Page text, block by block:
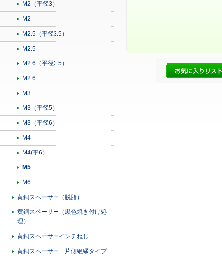
M2（平径3）
M2
M2.5（平径3.5）
M2.5
M2.6（平径3.5）
M2.6
M3
M3（平径5）
M3（平径6）
M4
M4(平6）
M5
M6
黄銅スペーサー（脱脂）
黄銅スペーサー（黒色焼き付け処
理）
黄銅スペーサーインチねじ
黄銅スペーサー 片側絶縁タイプ